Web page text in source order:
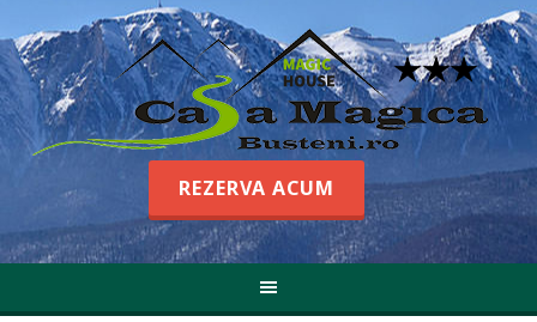
REZERVA ACUM
REZERVA ACUM